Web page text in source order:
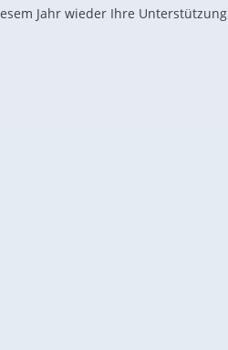
Jahr wieder Ihre Unterstützung